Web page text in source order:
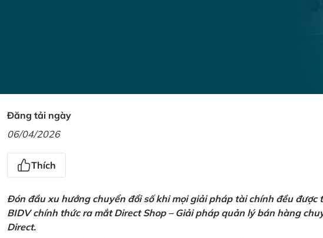
Đăng tải ngày
06/04/2026
Thích
Đón đầu xu hướng chuyển đổi số khi mọi giải pháp tài chính đều
BIDV chính thức ra mắt Direct Shop – Giải pháp quản lý bán hàng
Direct.